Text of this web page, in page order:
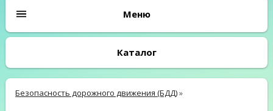
Каталог
Безопасность дорожного движения (БДД)»